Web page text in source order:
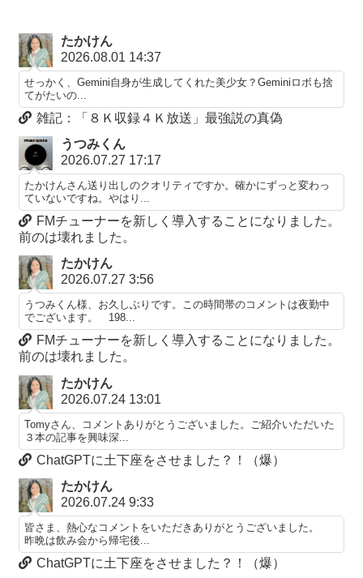
たかけん
2026.08.01 14:37
せっかく、Gemini自身が生成してくれた美少女？Geminiロボも捨
てがたいの...
雑記：「８Ｋ収録４Ｋ放送」最強説の真偽
うつみくん
2026.07.27 17:17
たかけんさん送り出しのクオリティですか。確かにずっと変わっ
ていないですね。やはり...
FMチューナーを新しく導入することになりました。
前のは壊れました。
たかけん
2026.07.27 3:56
うつみくん様、お久しぶりです。この時間帯のコメントは夜勤中
でございます。 198...
FMチューナーを新しく導入することになりました。
前のは壊れました。
たかけん
2026.07.24 13:01
Tomyさん、コメントありがとうございました。ご紹介いただいた
３本の記事を興味深...
ChatGPTに土下座をさせました？！（爆）
たかけん
2026.07.24 9:33
皆さま、熱心なコメントをいただきありがとうございました。
昨晩は飲み会から帰宅後...
ChatGPTに土下座をさせました？！（爆）